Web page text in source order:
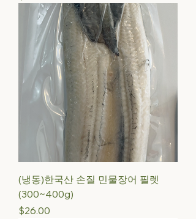
(냉동)한국산 손질 민물장어 필렛
(300~400g)
Price
$26.00